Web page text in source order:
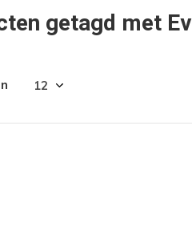
getagd met